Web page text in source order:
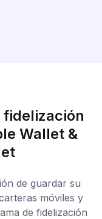
fidelización
Wallet &
de guardar su
móviles y
de fidelización